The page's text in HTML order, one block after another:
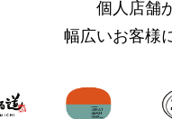
個人店舗
幅広いお客様